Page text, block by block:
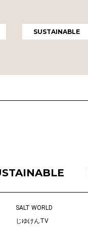
SUSTAINABLE
SALT WORLD
じゆけんTV